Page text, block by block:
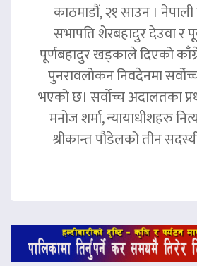
काठमाडौं, २१ साउन ।
सभापति शेरबहादुर देउवा र
पूर्णबहादुर खड्काले दिएको
पुनरावलोकन निवदेनमा
भएको छ। सर्वोच्च अदालतका
मनोज शर्मा, न्यायाधीशहरु
श्रीकान्त पौडेलको तीन